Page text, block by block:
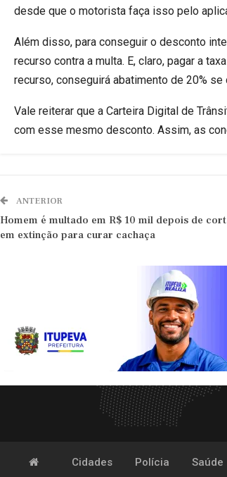
desde que o motorista faça isso pelo
Além disso, para conseguir o desconto
recurso contra a multa. E, claro, pagar a
recurso, conseguirá abatimento de 20%
Vale reiterar que a Carteira Digital de
com esse mesmo desconto. Assim, as
ANTERIOR
Homem é multado em R$ 10 mil depois de
em extinção para curar cachaça
Cidades Polícia Saúde